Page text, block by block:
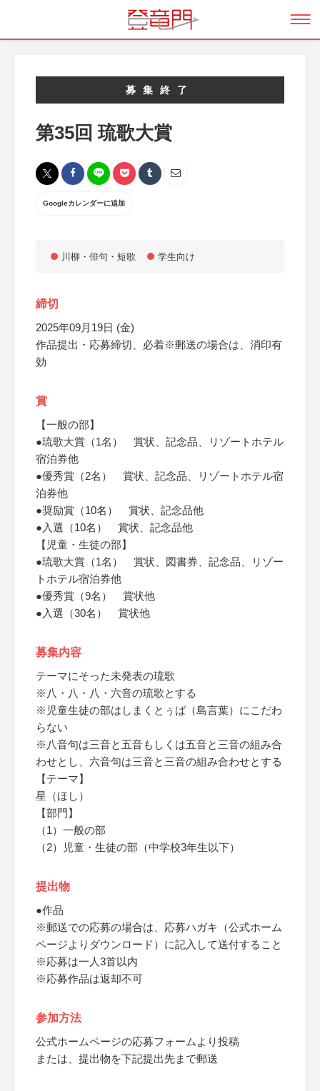
募集終了
第35回 琉歌大賞
Googleカレンダーに追加
川柳・俳句・短歌 学生向け
締切
2025年09月19日 (金)
作品提出・応募締切、必着※郵送の場合は、消印有
効
賞
【一般の部】
●琉歌大賞（1名） 賞状、記念品、リゾートホテル
宿泊券他
●優秀賞（2名） 賞状、記念品、リゾートホテル宿
泊券他
●奨励賞（10名） 賞状、記念品他
●入選（10名） 賞状、記念品他
【児童・生徒の部】
●琉歌大賞（1名） 賞状、図書券、記念品、リゾー
トホテル宿泊券他
●優秀賞（9名） 賞状他
●入選（30名） 賞状他
募集内容
テーマにそった未発表の琉歌
※八・八・八・六音の琉歌とする
※児童生徒の部はしまくとぅば（島言葉）にこだわ
らない
※八音句は三音と五音もしくは五音と三音の組み合
わせとし、六音句は三音と三音の組み合わせとする
【テーマ】
星（ほし）
【部門】
（1）一般の部
（2）児童・生徒の部（中学校3年生以下）
提出物
●作品
※郵送での応募の場合は、応募ハガキ（公式ホーム
ページよりダウンロード）に記入して送付すること
※応募は一人3首以内
※応募作品は返却不可
参加方法
公式ホームページの応募フォームより投稿
または、提出物を下記提出先まで郵送